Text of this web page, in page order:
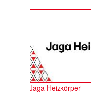
Jaga Heizkörper